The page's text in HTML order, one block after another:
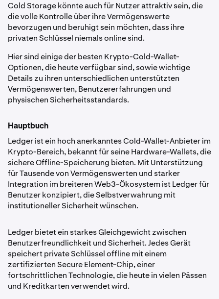
Cold Storage könnte auch für Nutzer attraktiv sein, die
die volle Kontrolle über ihre Vermögenswerte
bevorzugen und beruhigt sein möchten, dass ihre
privaten Schlüssel niemals online sind.
Hier sind einige der besten Krypto-Cold-Wallet-
Optionen, die heute verfügbar sind, sowie wichtige
Details zu ihren unterschiedlichen unterstützten
Vermögenswerten, Benutzererfahrungen und
physischen Sicherheitsstandards.
Hauptbuch
Ledger ist ein hoch anerkanntes Cold-Wallet-Anbieter im
Krypto-Bereich, bekannt für seine Hardware-Wallets, die
sichere Offline-Speicherung bieten. Mit Unterstützung
für Tausende von Vermögenswerten und starker
Integration im breiteren Web3-Ökosystem ist Ledger für
Benutzer konzipiert, die Selbstverwahrung mit
institutioneller Sicherheit wünschen.
Ledger bietet ein starkes Gleichgewicht zwischen
Benutzerfreundlichkeit und Sicherheit. Jedes Gerät
speichert private Schlüssel offline mit einem
zertifizierten Secure Element-Chip, einer
fortschrittlichen Technologie, die heute in vielen Pässen
und Kreditkarten verwendet wird.